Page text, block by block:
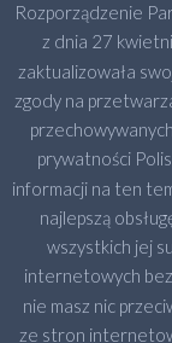
Rozporządzenie
z dnia 27
zaktualizowała
zgody na
prywatności
informacji na ten
najlepszą
wszystkich jej
internetowych
nie masz nic
ze stron